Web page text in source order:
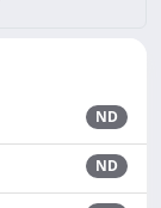
ND
ND